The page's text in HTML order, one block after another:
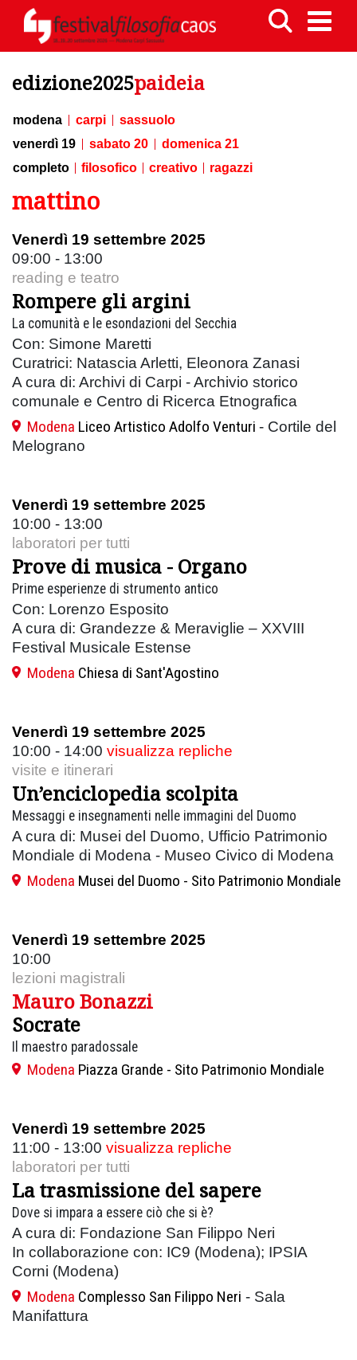
edizione2025paideia
modena carpi
sassuolo
venerdì 19
sabato 20
domenica 21
completo
filosofico creativo ragazzi
mattino
Venerdì 19 settembre 2025
09:00 - 13:00
reading e teatro
Rompere gli argini
La comunità e le esondazioni del Secchia
Con: Simone Maretti
Curatrici: Natascia Arletti, Eleonora Zanasi
A cura di: Archivi di Carpi - Archivio storico
comunale e Centro di Ricerca Etnografica
Modena Liceo Artistico Adolfo Venturi - Cortile del
Melograno
Venerdì 19 settembre 2025
10:00 - 13:00
laboratori per tutti
Prove di musica - Organo
Prime esperienze di strumento antico
Con: Lorenzo Esposito
A cura di: Grandezze & Meraviglie – XXVIII
Festival Musicale Estense
Modena Chiesa di Sant'Agostino
Venerdì 19 settembre 2025
10:00 - 14:00 visualizza repliche
visite e itinerari
Un’enciclopedia scolpita
Messaggi e insegnamenti nelle immagini del Duomo
A cura di: Musei del Duomo, Ufficio Patrimonio
Mondiale di Modena - Museo Civico di Modena
Modena Musei del Duomo - Sito Patrimonio Mondiale
Venerdì 19 settembre 2025
10:00
lezioni magistrali
Mauro Bonazzi
Socrate
Il maestro paradossale
Modena Piazza Grande - Sito Patrimonio Mondiale
Venerdì 19 settembre 2025
11:00 - 13:00 visualizza repliche
laboratori per tutti
La trasmissione del sapere
Dove si impara a essere ciò che si è?
A cura di: Fondazione San Filippo Neri
In collaborazione con: IC9 (Modena); IPSIA
Corni (Modena)
Modena Complesso San Filippo Neri - Sala
Manifattura